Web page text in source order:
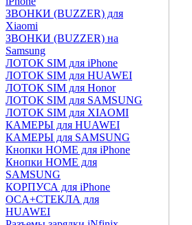
ЗВОНКИ (BUZZER) для
Xiaomi
ЗВОНКИ (BUZZER) на
Samsung
ЛОТОК SIM для iPhone
ЛОТОК SIM для HUAWEI
ЛОТОК SIM для Honor
ЛОТОК SIM для SAMSUNG
ЛОТОК SIM для XIAOMI
КАМЕРЫ для HUAWEI
КАМЕРЫ для SAMSUNG
Кнопки HOME для iPhone
Кнопки HOME для
SAMSUNG
КОРПУСА для iPhone
OCA+СТЕКЛА для
HUAWEI